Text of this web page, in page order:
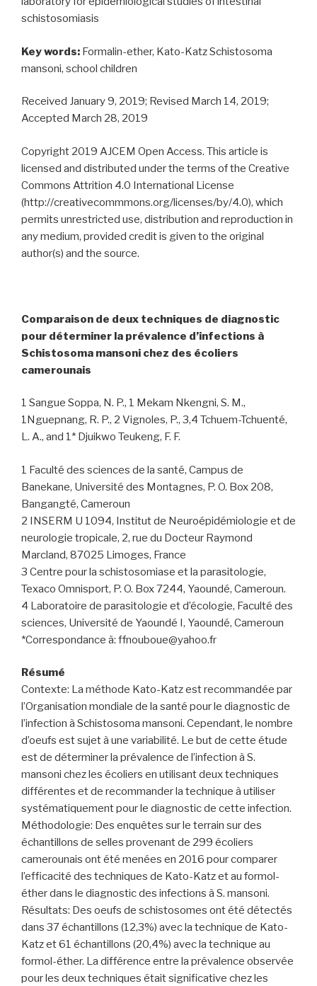
schistosomiasis
Key words: Formalin-ether, Kato-Katz Schistosoma
mansoni, school children
Received January 9, 2019; Revised March 14, 2019;
Accepted March 28, 2019
Copyright 2019 AJCEM Open Access. This article is
licensed and distributed under the terms of the Creative
Commons Attrition 4.0 International License
(http://creativecommmons.org/licenses/by/4.0), which
permits unrestricted use, distribution and reproduction in
any medium, provided credit is given to the original
author(s) and the source.
Comparaison de deux techniques de diagnostic
pour déterminer la prévalence d’infections à
Schistosoma mansoni chez des écoliers
camerounais
1 Sangue Soppa, N. P., 1 Mekam Nkengni, S. M.,
1Nguepnang, R. P., 2 Vignoles, P., 3,4 Tchuem-Tchuenté,
L. A., and 1* Djuikwo Teukeng, F. F.
1 Faculté des sciences de la santé, Campus de
Banekane, Université des Montagnes, P. O. Box 208,
Bangangté, Cameroun
2 INSERM U 1094, Institut de Neuroépidémiologie et de
neurologie tropicale, 2, rue du Docteur Raymond
Marcland, 87025 Limoges, France
3 Centre pour la schistosomiase et la parasitologie,
Texaco Omnisport, P. O. Box 7244, Yaoundé, Cameroun.
4 Laboratoire de parasitologie et d’écologie, Faculté des
sciences, Université de Yaoundé I, Yaoundé, Cameroun
*Correspondance à: ffnouboue@yahoo.fr
Résumé
Contexte: La méthode Kato-Katz est recommandée par
l’Organisation mondiale de la santé pour le diagnostic de
l’infection à Schistosoma mansoni. Cependant, le nombre
d’oeufs est sujet à une variabilité. Le but de cette étude
est de déterminer la prévalence de l’infection à S.
mansoni chez les écoliers en utilisant deux techniques
différentes et de recommander la technique à utiliser
systématiquement pour le diagnostic de cette infection.
Méthodologie: Des enquêtes sur le terrain sur des
échantillons de selles provenant de 299 écoliers
camerounais ont été menées en 2016 pour comparer
l’efficacité des techniques de Kato-Katz et au formol-
éther dans le diagnostic des infections à S. mansoni.
Résultats: Des oeufs de schistosomes ont été détectés
dans 37 échantillons (12,3%) avec la technique de Kato-
Katz et 61 échantillons (20,4%) avec la technique au
formol-éther. La différence entre la prévalence observée
pour les deux techniques était significative chez les